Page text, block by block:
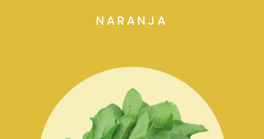
NARANJA